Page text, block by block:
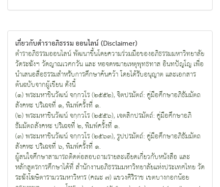
เกี่ยวกับตำราอภิธรรม ออนไลน์ (Disclaimer)
ตำราอภิธรรมออนไลน์ พัฒนาขึ้นโดยความร่วมมือของอภิธรรมมหาวิทยาลัย
วัดระฆังฯ วัดญาณเวศกวัน และ หอจดหมายเหตุพุทธทาส อินทปัญโญ เพื่อ
นำเสนอสื่อธรรมสำหรับการศึกษาค้นคว้า โดยได้รับอนุญาต และเอกสาร
ต้นฉบับจากผู้เขียน ดังนี้
(๑) พระมหาชินวัฒน์ จกฺกวโร (๒๕๕๒), จิตปรมัตถ์: คู่มือศึกษาอภิธัมมัตถ
สังคหะ ปริเฉจที่ ๑, พิมพ์ครั้งที่ ๑.
(๒) พระมหาชินวัฒน์ จกฺกวโร (๒๕๕๖), เจตสิกปรมัตถ์: คู่มือศึกษาอภิ
ธัมมัตถสังคหะ ปริเฉจที่ ๒, พิมพ์ครั้งที่ ๑.
(๓) พระมหาชินวัฒน์ จกฺกวโร (๒๕๖๓), รูปปรมัตถ์: คู่มือศึกษาอภิธัมมัตถ
สังคหะ ปริเฉจที่ ๖, พิมพ์ครั้งที่ ๑.
ผู้สนใจศึกษาสามารถติดต่อสอบถามรายละเอียดเกี่ยวกับหนังสือ และ
หลักสูตรการศึกษาได้ที่ สำนักงานอภิธรรมมหาวิทยาลัยแห่งประเทศไทย วัด
ระฆังโฆษิตารามวรมหาวิหาร (คณะ ๗) แขวงศิริราช เขตบางกอกน้อย